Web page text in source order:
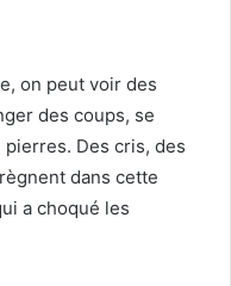
on peut voir des
des coups, se
Des cris, des
dans cette
a choqué les